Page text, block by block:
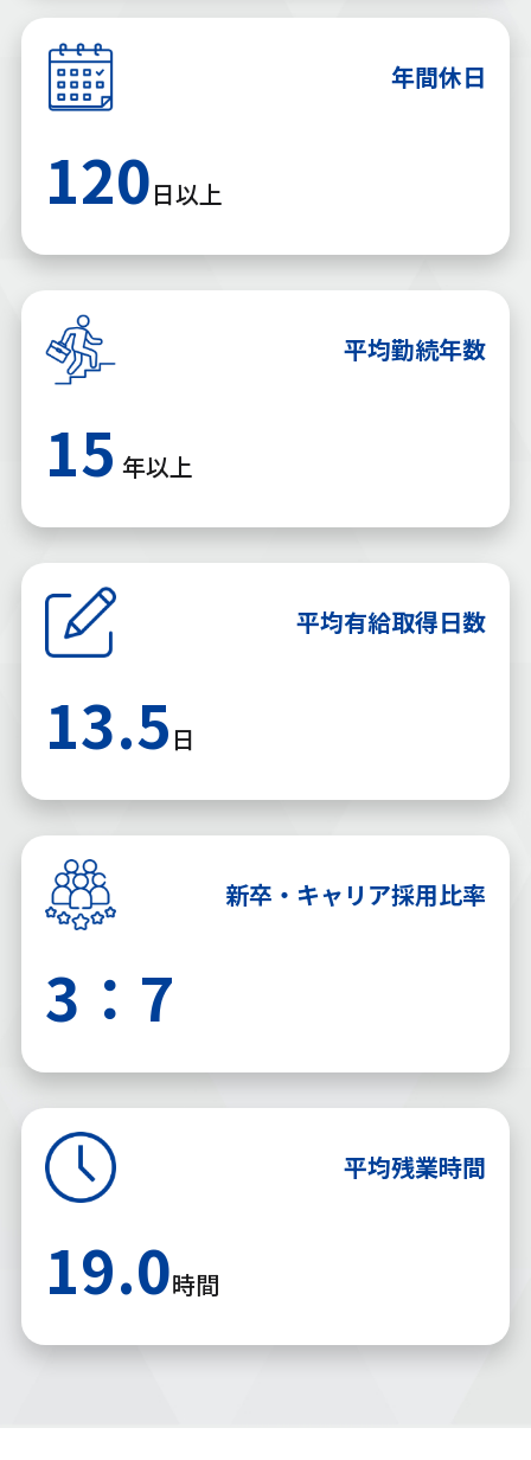
年間休日
120日以上
平均勤続年数
15 年以上
平均有給取得日数
13.5 日
新卒・キャリア採用比率
3：7
平均残業時間
19.0時間